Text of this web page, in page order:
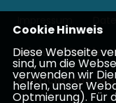
Michael Gahler,
Patricia Lips,
Cookie Hinweis
Diese Webseite
sind, um die
verwenden wir
helfen, unser
Optmierung). Für